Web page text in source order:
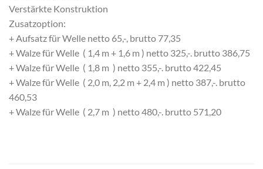
Verstärkte Konstruktion
Zusatzoption:
+ Aufsatz für Welle netto 65,-, brutto 77,35
+ Walze für Welle ( 1,4 m + 1,6 m ) netto 325,-. brutto 386,75
+ Walze für Welle ( 1,8 m ) netto 355,-. brutto 422,45
+ Walze für Welle ( 2,0 m, 2,2 m + 2,4 m ) netto 387,-. brutto
460,53
+ Walze für Welle ( 2,7 m ) netto 480,-. brutto 571,20